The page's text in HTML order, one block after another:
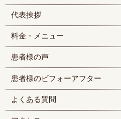
代表挨拶
料金・メニュー
患者様の声
患者様のビフォーアフター
よくある質問